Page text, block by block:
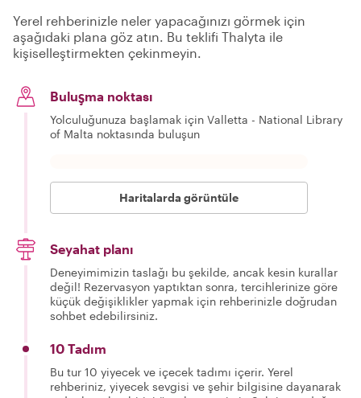
Yerel rehberinizle neler yapacağınızı görmek için
aşağıdaki plana göz atın. Bu teklifi Thalyta ile
kişiselleştirmekten çekinmeyin.
Buluşma noktası
Yolculuğunuza başlamak için Valletta - National Library
of Malta noktasında buluşun
Haritalarda görüntüle
Seyahat planı
Deneyimimizin taslağı bu şekilde, ancak kesin kurallar
değil! Rezervasyon yaptıktan sonra, tercihlerinize göre
küçük değişiklikler yapmak için rehberinizle doğrudan
sohbet edebilirsiniz.
10 Tadım
Bu tur 10 yiyecek ve içecek tadımı içerir. Yerel
rehberiniz, yiyecek sevgisi ve şehir bilgisine dayanarak